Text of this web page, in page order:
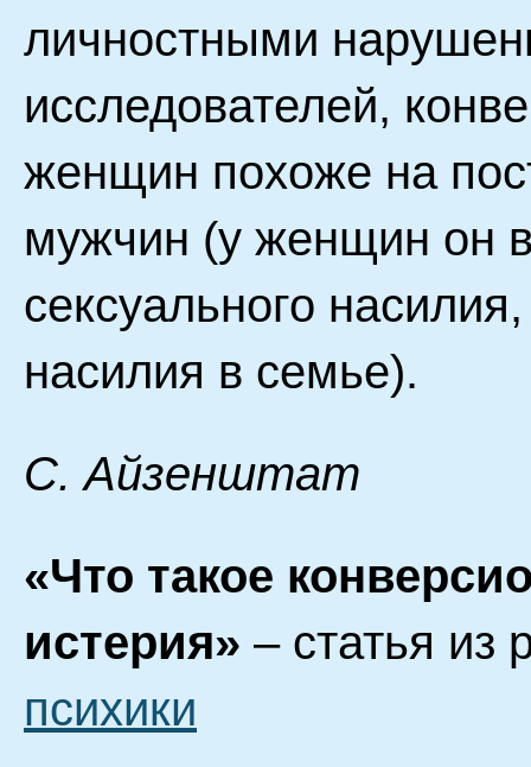
личностными
исследователей,
женщин похоже на
мужчин (у женщин он
сексуального
насилия в семье).
С. Айзенштат
«Что такое
истерия» – статья из
психики